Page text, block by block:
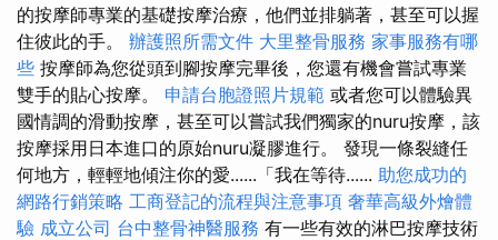
的按摩師專業的基礎按摩治療，他們並排躺著，甚至可以握
住彼此的手。 辦護照所需文件 大里整骨服務 家事服務有哪
些 按摩師為您從頭到腳按摩完畢後，您還有機會嘗試專業
雙手的貼心按摩。 申請台胞證照片規範 或者您可以體驗異
國情調的滑動按摩，甚至可以嘗試我們獨家的nuru按摩，該
按摩採用日本進口的原始nuru凝膠進行。 發現一條裂縫任
何地方，輕輕地傾注你的愛......「我在等待...... 助您成功的
網路行銷策略 工商登記的流程與注意事項 奢華高級外燴體
驗 成立公司 台中整骨神醫服務 有一些有效的淋巴按摩技術